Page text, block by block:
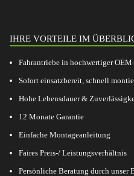
IHRE VORTEILE IM
Fahrantriebe in hochwertiger
Sofort einsatzbereit, schnell
Hohe Lebensdauer &
12 Monate Garantie
Einfache Montageanleitung
Faires Preis-/ Leistungsverhältnis
Persönliche Beratung durch unser